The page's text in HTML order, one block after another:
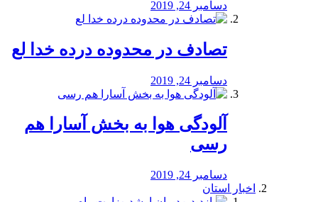
دسامبر 24, 2019
تصادف در محدوده درده خدا لع
دسامبر 24, 2019
آلودگی هوا به بخش آسارا هم
رسی
دسامبر 24, 2019
اخبار استان